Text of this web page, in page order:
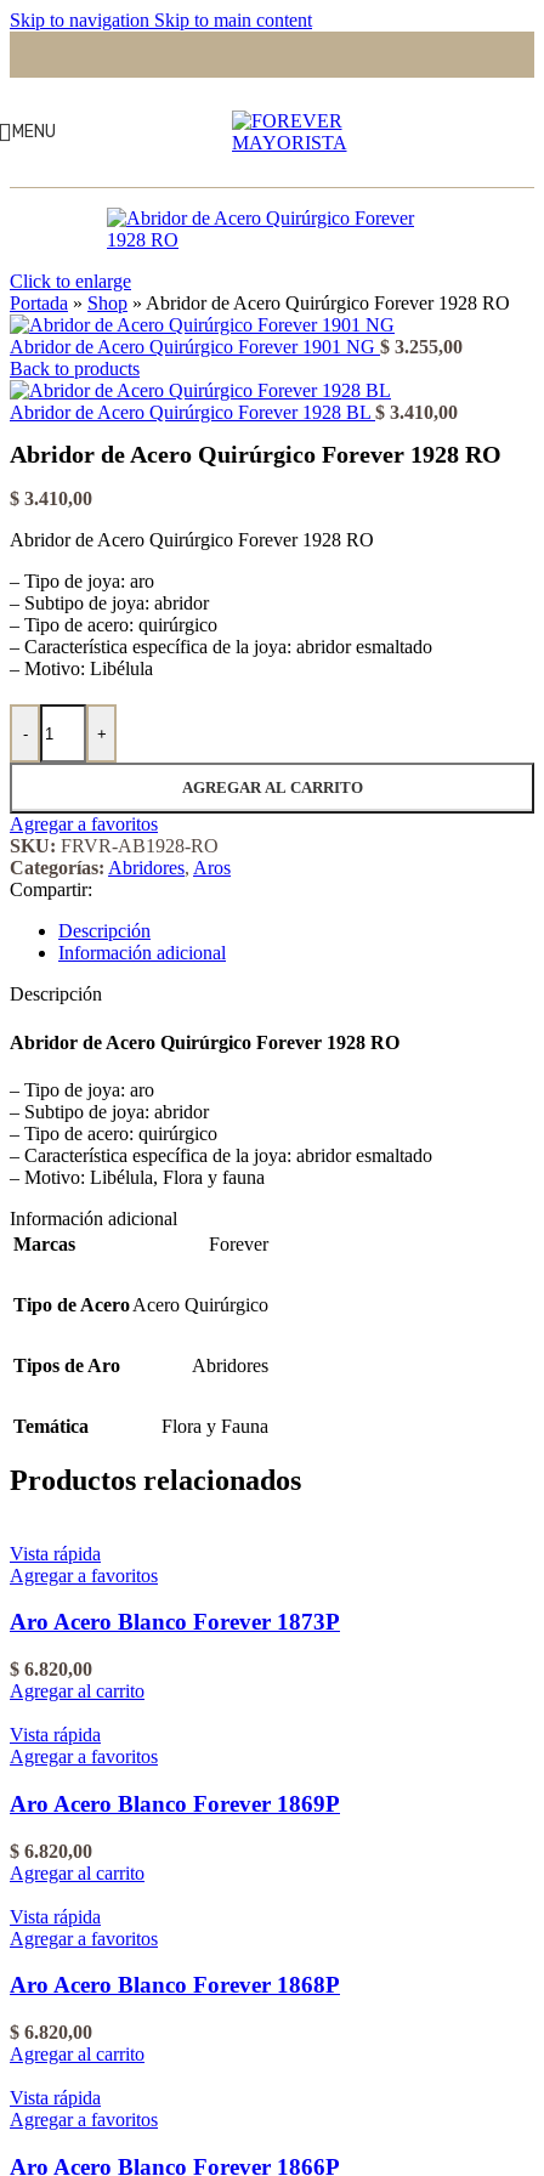
Skip to navigation Skip to main content
MENU
Click to enlarge
Portada » Shop » Abridor de Acero Quirúrgico Forever 1928 RO
Abridor de Acero Quirúrgico Forever 1901 NG $ 3.255,00
Back to products
Abridor de Acero Quirúrgico Forever 1928 BL $ 3.410,00
Abridor de Acero Quirúrgico Forever 1928 RO
$ 3.410,00
Abridor de Acero Quirúrgico Forever 1928 RO
– Tipo de joya: aro
– Subtipo de joya: abridor
– Tipo de acero: quirúrgico
– Característica específica de la joya: abridor esmaltado
– Motivo: Libélula
-
Abridor de Acero Quirúrgico Forever 1928 RO cantidad
+
AGREGAR AL CARRITO
Agregar a favoritos
SKU: FRVR-AB1928-RO
Categorías: Abridores, Aros
Compartir:
Descripción
Información adicional
Descripción
Abridor de Acero Quirúrgico Forever 1928 RO
– Tipo de joya: aro
– Subtipo de joya: abridor
– Tipo de acero: quirúrgico
– Característica específica de la joya: abridor esmaltado
– Motivo: Libélula, Flora y fauna
Información adicional
Marcas
Forever
Tipo de AceroAcero Quirúrgico
Tipos de Aro Abridores
Temática Flora y Fauna
Productos relacionados
Vista rápida
Agregar a favoritos
Aro Acero Blanco Forever 1873P
$ 6.820,00
Agregar al carrito
Vista rápida
Agregar a favoritos
Aro Acero Blanco Forever 1869P
$ 6.820,00
Agregar al carrito
Vista rápida
Agregar a favoritos
Aro Acero Blanco Forever 1868P
$ 6.820,00
Agregar al carrito
Vista rápida
Agregar a favoritos
Aro Acero Blanco Forever 1866P